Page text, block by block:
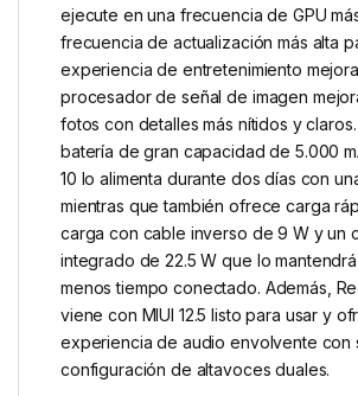
ejecute en una frecuencia de GPU
frecuencia de actualización más alta
experiencia de entretenimiento
procesador de señal de imagen
fotos con detalles más nítidos y
batería de gran capacidad de 5.000
10 lo alimenta durante dos días con
mientras que también ofrece carga
carga con cable inverso de 9 W y un
integrado de 22.5 W que lo
menos tiempo conectado. Además,
viene con MIUI 12.5 listo para usar y
experiencia de audio envolvente con
configuración de altavoces duales.